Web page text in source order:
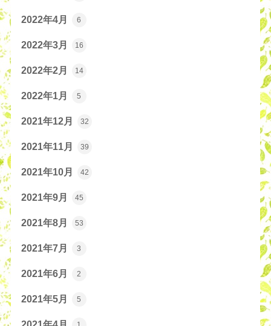
2022年4月 6
2022年3月 16
2022年2月 14
2022年1月 5
2021年12月 32
2021年11月 39
2021年10月 42
2021年9月 45
2021年8月 53
2021年7月 3
2021年6月 2
2021年5月 5